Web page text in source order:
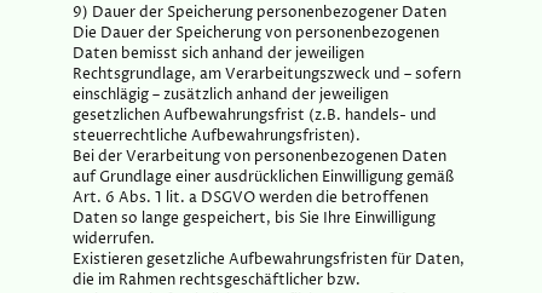
9) Dauer der Speicherung personenbezogener Daten
Die Dauer der Speicherung von personenbezogenen
Daten bemisst sich anhand der jeweiligen
Rechtsgrundlage, am Verarbeitungszweck und – sofern
einschlägig – zusätzlich anhand der jeweiligen
gesetzlichen Aufbewahrungsfrist (z.B. handels- und
steuerrechtliche Aufbewahrungsfristen).
Bei der Verarbeitung von personenbezogenen Daten
auf Grundlage einer ausdrücklichen Einwilligung gemäß
Art. 6 Abs. 1 lit. a DSGVO werden die betroffenen
Daten so lange gespeichert, bis Sie Ihre Einwilligung
widerrufen.
Existieren gesetzliche Aufbewahrungsfristen für Daten,
die im Rahmen rechtsgeschäftlicher bzw.